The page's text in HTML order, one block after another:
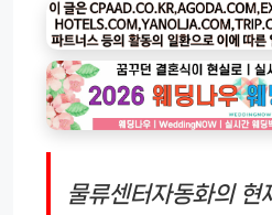
물류센터자동화의 현